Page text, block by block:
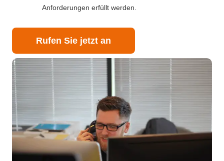
Anforderungen erfüllt werden.
Rufen Sie jetzt an